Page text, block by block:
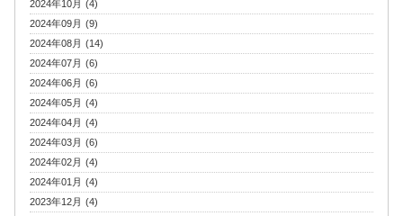
2024年10月 (4)
2024年09月 (9)
2024年08月 (14)
2024年07月 (6)
2024年06月 (6)
2024年05月 (4)
2024年04月 (4)
2024年03月 (6)
2024年02月 (4)
2024年01月 (4)
2023年12月 (4)